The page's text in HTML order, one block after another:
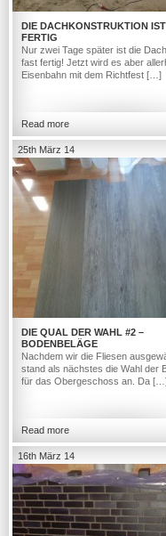
DIE DACHKONSTRUKTION
FERTIG
Nur zwei Tage später ist die
fast fertig! Jetzt wird es aber
Eisenbahn mit dem Richtfest […]
Read more
25th März 14
DIE QUAL DER WAHL #2 –
BODENBELÄGE
Nachdem wir die Fliesen
stand als nächstes die Wahl der
für das Obergeschoss an. Da
Read more
16th März 14